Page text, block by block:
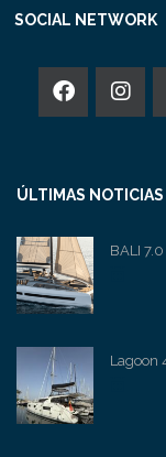
SOCIAL NETWORK
ÚLTIMAS NOTICIAS
BALI
Lagoon